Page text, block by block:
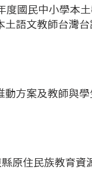
度國民中小學本
土語文教師台灣
動方案及教師與
原住民族教育資